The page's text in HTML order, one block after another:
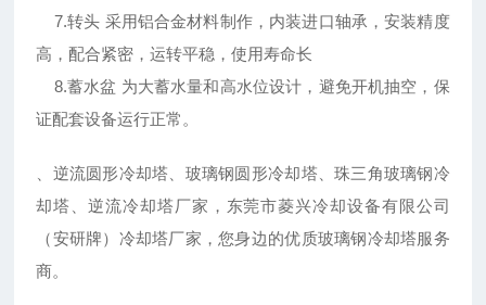
7.转头 采用铝合金材料制作，内装进口轴承，安装精度
高，配合紧密，运转平稳，使用寿命长
8.蓄水盆 为大蓄水量和高水位设计，避免开机抽空，保
证配套设备运行正常。
、逆流圆形冷却塔、玻璃钢圆形冷却塔、珠三角玻璃钢冷
却塔、逆流冷却塔厂家，东莞市菱兴冷却设备有限公司
（安研牌）冷却塔厂家，您身边的优质玻璃钢冷却塔服务
商。